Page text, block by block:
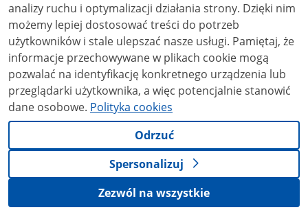
analizy ruchu i optymalizacji działania strony. Dzięki nim
możemy lepiej dostosować treści do potrzeb
użytkowników i stale ulepszać nasze usługi. Pamiętaj, że
informacje przechowywane w plikach cookie mogą
pozwalać na identyfikację konkretnego urządzenia lub
przeglądarki użytkownika, a więc potencjalnie stanowić
dane osobowe. Polityka cookies
Odrzuć
Spersonalizuj
Zezwól na wszystkie